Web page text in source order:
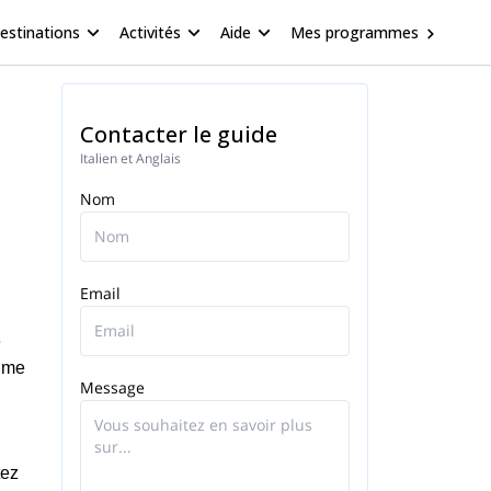
Activités Aide Mes programmes
Contacter le guide
Italien et Anglais
Nom
Email
Message